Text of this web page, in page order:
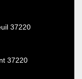
37220
37220